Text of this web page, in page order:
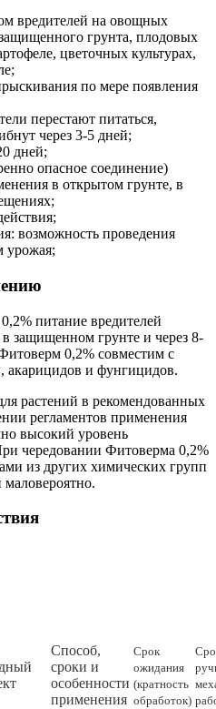
вредителей на овощных
грунта, плодовых
цветочных культурах,
по мере появления
перестают питаться,
через 3-5 дней;
дней;
опасное соединение)
в открытом грунте, в
возможность проведения
урожая;
питание вредителей
в защищенном грунте и через 8-
0,2% совместим с
акарицидов и фунгицидов.
растений в рекомендованных
регламентов применения
высокий уровень
чередовании Фитоверма 0,2%
из других химических групп
Способ,
сроки и
особенности
применения
Срок
ожидания
(кратность
обработок)